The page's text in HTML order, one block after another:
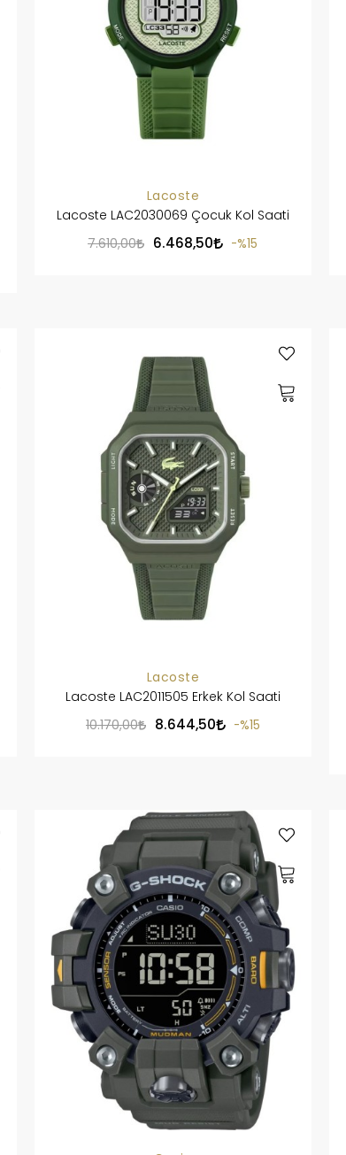
Lacoste
Lacoste LAC2030069 Çocuk Kol Saati
7.610,00 6.468,50 %15
Lacoste
Lacoste LAC2011505 Erkek Kol Saati
10.170,00 8.644,50 %15